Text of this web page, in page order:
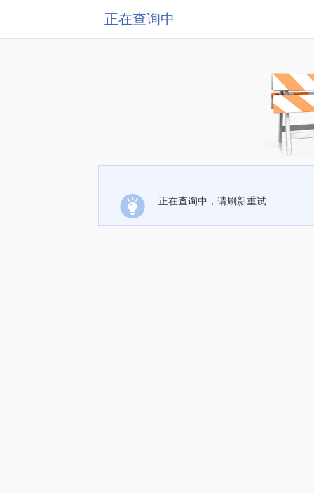
正在查询中
正在查询中，请刷新重试